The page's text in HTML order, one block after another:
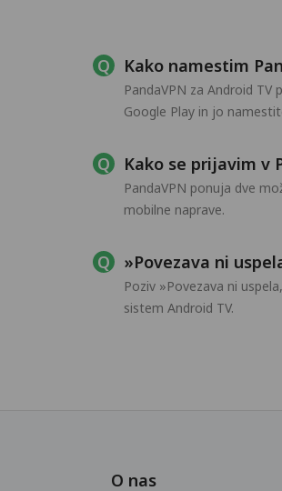
Kako namestim
PandaVPN za Android
Google Play in jo
Kako se prijavim v
PandaVPN ponuja dve
mobilne naprave.
»Povezava ni
Poziv »Povezava ni
sistem Android TV.
O nas